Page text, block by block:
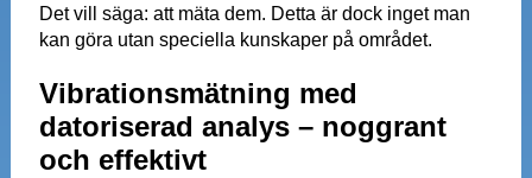
Det vill säga: att mäta dem. Detta är dock inget man
kan göra utan speciella kunskaper på området.
Vibrationsmätning med
datoriserad analys – noggrant
och effektivt